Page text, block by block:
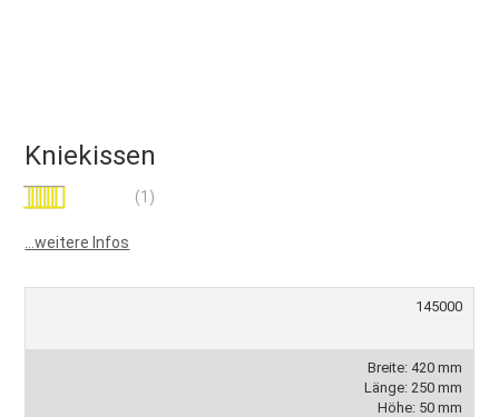
Kniekissen
Bewertung: (1)
...weitere Infos
145000
Breite: 420 mm
Länge: 250 mm
Höhe: 50 mm